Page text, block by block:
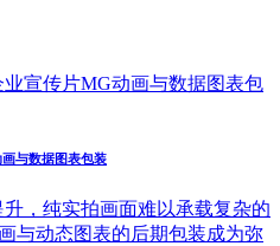
与数据图表包装
，纯实拍画面难以承载复杂的
与动态图表的后期包装成为弥